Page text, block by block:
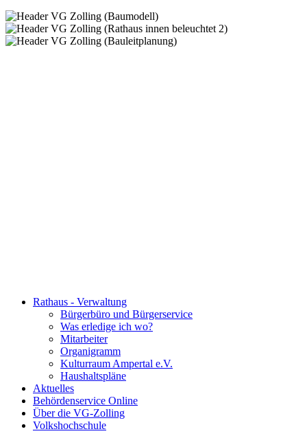
Rathaus - Verwaltung
Bürgerbüro und Bürgerservice
Was erledige ich wo?
Mitarbeiter
Organigramm
Kulturraum Ampertal e.V.
Haushaltspläne
Aktuelles
Behördenservice Online
Über die VG-Zolling
Volkshochschule